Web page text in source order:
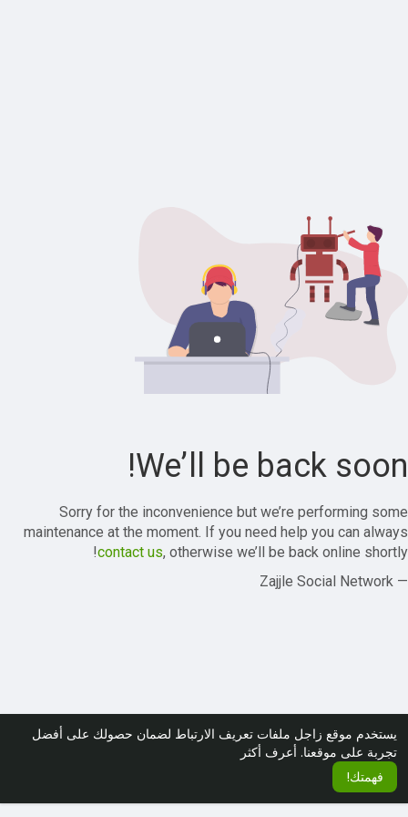
يستخدم موقع زاجل ملفات تعريف الارتباط لضمان حصولك على أفضل
تجربة على موقعنا. أعرف أكثر
فهمتك!
We’ll be back soon!
Sorry for the inconvenience but we’re performing some
maintenance at the moment. If you need help you can always
contact us, otherwise we’ll be back online shortly!
— Zajjle Social Network